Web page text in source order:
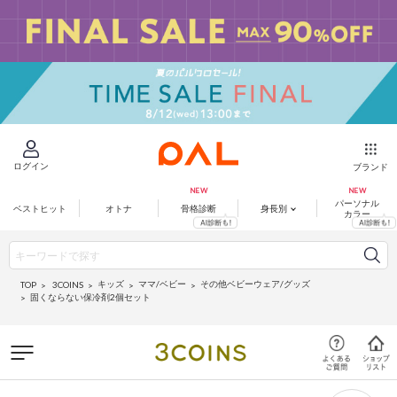
ログイン ブランド
ベストヒット オトナ 骨格診断 身長別
パーソナル
カラー
TOP 3COINS キッズ ママ/ベビー
その他ベビーウェア/グッズ
固くならない保冷剤2個セット